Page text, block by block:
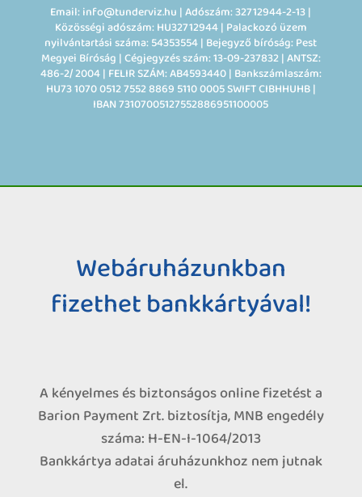
Email: info@tunderviz.hu | Adószám: 32712944-2-13 |
Közösségi adószám: HU32712944 | Palackozó üzem
nyilvántartási száma: 54353554 | Bejegyző bíróság: Pest
Megyei Bíróság | Cégjegyzés szám: 13-09-237832 | ANTSZ:
486-2/ 2004 | FELIR SZÁM: AB4593440 | Bankszámlaszám:
HU73 1070 0512 7552 8869 5110 0005 SWIFT CIBHHUHB |
IBAN 73107005127552886951100005
Webáruházunkban
fizethet bankkártyával!
A kényelmes és biztonságos online fizetést a
Barion Payment Zrt. biztosítja, MNB engedély
száma: H-EN-I-1064/2013
Bankkártya adatai áruházunkhoz nem jutnak
el.